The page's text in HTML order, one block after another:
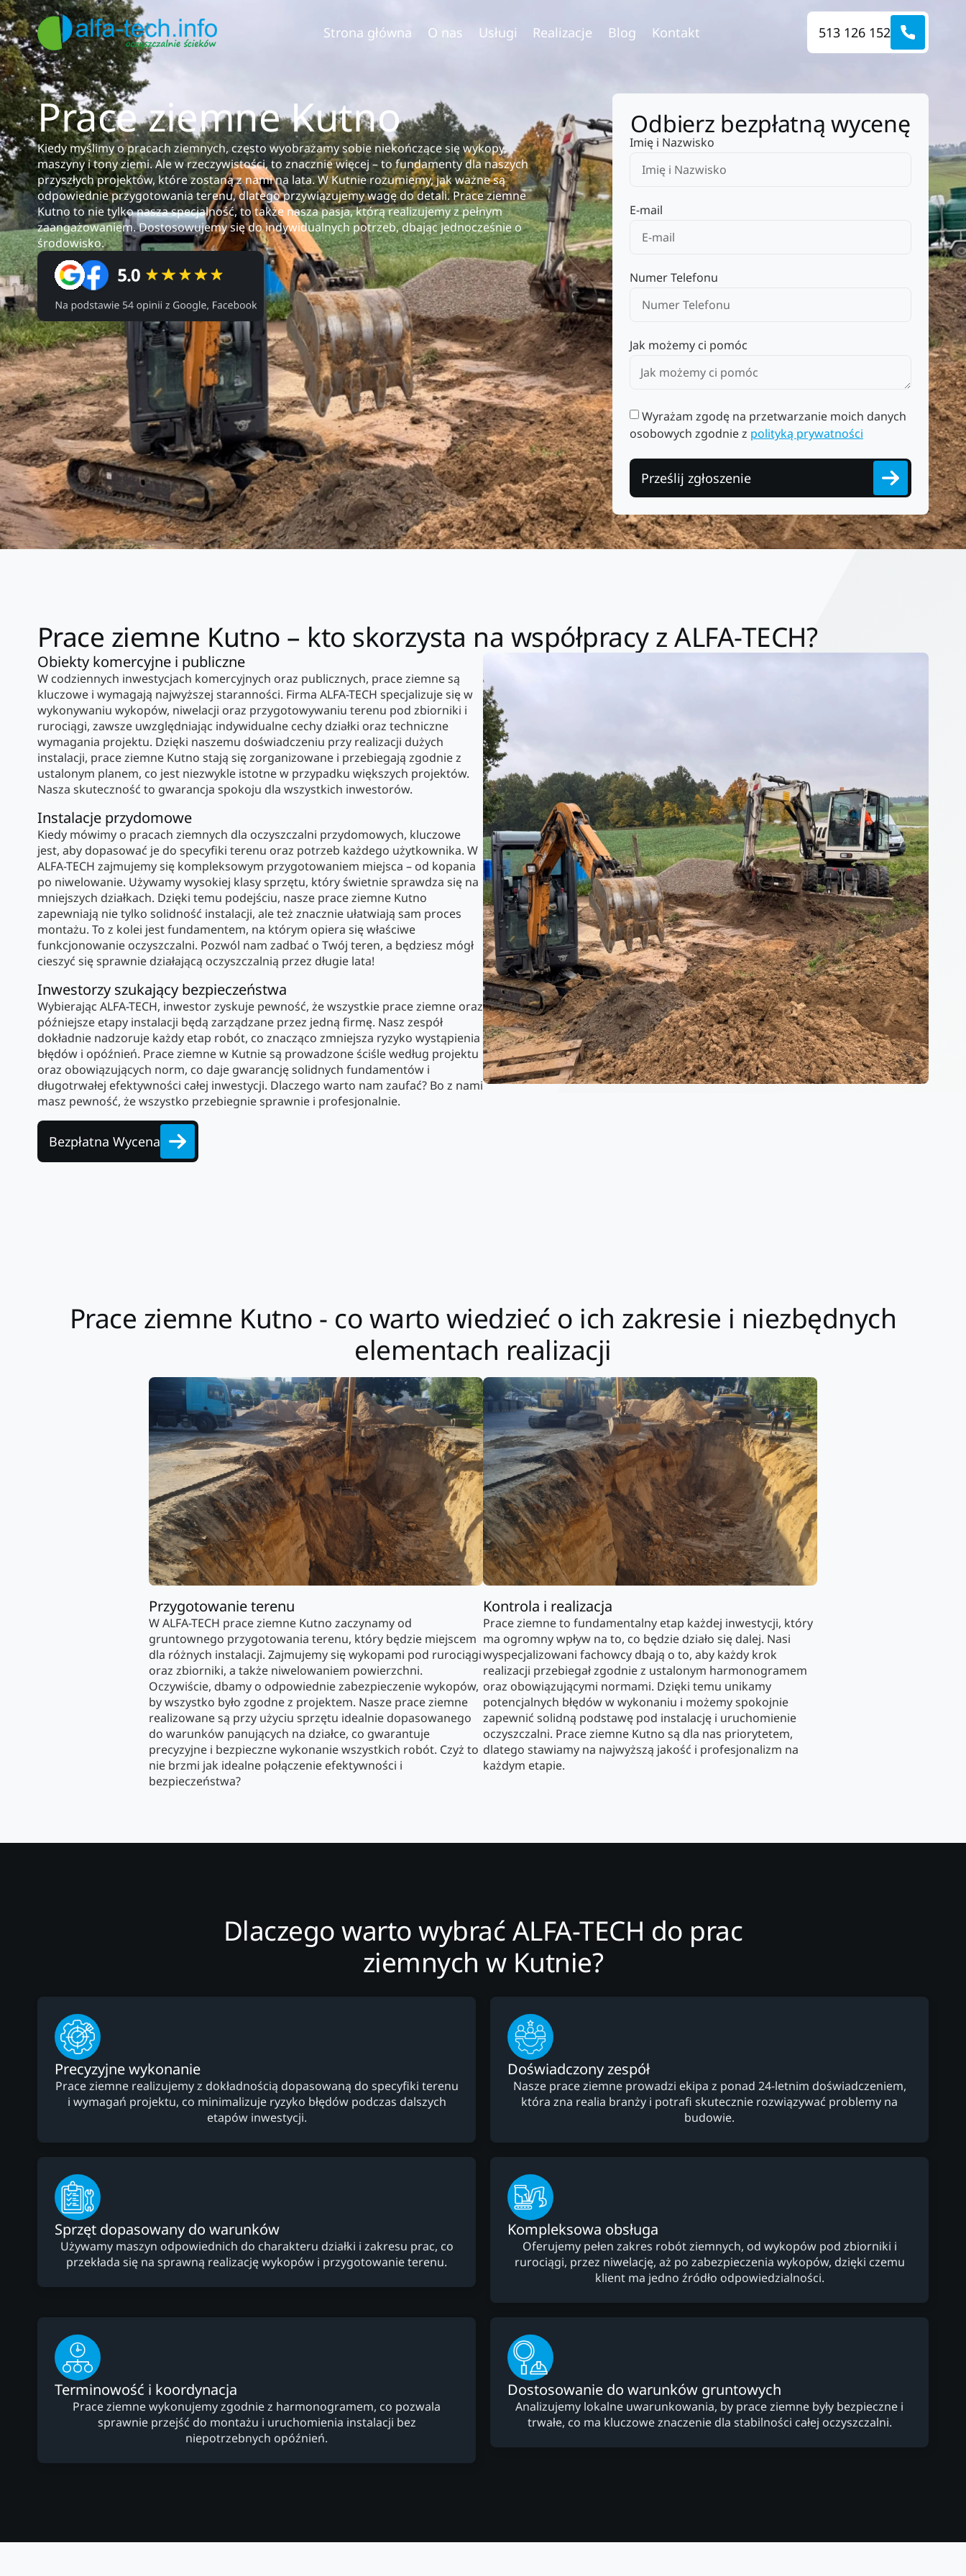
Strona główna O nas Usługi Realizacje Blog Kontakt 513 126 152
Prace ziemne Kutno
Kiedy myślimy o pracach ziemnych, często wyobrażamy sobie niekończące się wykopy,
maszyny i tony ziemi. Ale w rzeczywistości, to znacznie więcej – to fundamenty dla naszych
przyszłych projektów, które zostaną z nami na lata. W Kutnie rozumiemy, jak ważne są
odpowiednie przygotowania terenu, dlatego przywiązujemy wagę do detali. Prace ziemne
Kutno to nie tylko nasza specjalność, to także nasza pasja, którą realizujemy z pełnym
zaangażowaniem. Dostosowujemy się do indywidualnych potrzeb, dbając jednocześnie o
środowisko.
Odbierz bezpłatną wycenę
Imię i Nazwisko
E-mail
Numer Telefonu
Jak możemy ci pomóc
Wyrażam zgodę na przetwarzanie moich danych
osobowych zgodnie z polityką prywatności
Prześlij zgłoszenie
Prace ziemne Kutno – kto skorzysta na współpracy z ALFA-TECH?
Obiekty komercyjne i publiczne
W codziennych inwestycjach komercyjnych oraz publicznych, prace ziemne są
kluczowe i wymagają najwyższej staranności. Firma ALFA-TECH specjalizuje się w
wykonywaniu wykopów, niwelacji oraz przygotowywaniu terenu pod zbiorniki i
rurociągi, zawsze uwzględniając indywidualne cechy działki oraz techniczne
wymagania projektu. Dzięki naszemu doświadczeniu przy realizacji dużych
instalacji, prace ziemne Kutno stają się zorganizowane i przebiegają zgodnie z
ustalonym planem, co jest niezwykle istotne w przypadku większych projektów.
Nasza skuteczność to gwarancja spokoju dla wszystkich inwestorów.
Instalacje przydomowe
Kiedy mówimy o pracach ziemnych dla oczyszczalni przydomowych, kluczowe
jest, aby dopasować je do specyfiki terenu oraz potrzeb każdego użytkownika. W
ALFA-TECH zajmujemy się kompleksowym przygotowaniem miejsca – od kopania
po niwelowanie. Używamy wysokiej klasy sprzętu, który świetnie sprawdza się na
mniejszych działkach. Dzięki temu podejściu, nasze prace ziemne Kutno
zapewniają nie tylko solidność instalacji, ale też znacznie ułatwiają sam proces
montażu. To z kolei jest fundamentem, na którym opiera się właściwe
funkcjonowanie oczyszczalni. Pozwól nam zadbać o Twój teren, a będziesz mógł
cieszyć się sprawnie działającą oczyszczalnią przez długie lata!
Inwestorzy szukający bezpieczeństwa
Wybierając ALFA-TECH, inwestor zyskuje pewność, że wszystkie prace ziemne oraz
późniejsze etapy instalacji będą zarządzane przez jedną firmę. Nasz zespół
dokładnie nadzoruje każdy etap robót, co znacząco zmniejsza ryzyko wystąpienia
błędów i opóźnień. Prace ziemne w Kutnie są prowadzone ściśle według projektu
oraz obowiązujących norm, co daje gwarancję solidnych fundamentów i
długotrwałej efektywności całej inwestycji. Dlaczego warto nam zaufać? Bo z nami
masz pewność, że wszystko przebiegnie sprawnie i profesjonalnie.
Bezpłatna Wycena
Prace ziemne Kutno - co warto wiedzieć o ich zakresie i niezbędnych
elementach realizacji
Przygotowanie terenu
W ALFA-TECH prace ziemne Kutno zaczynamy od
gruntownego przygotowania terenu, który będzie miejscem
dla różnych instalacji. Zajmujemy się wykopami pod rurociągi
oraz zbiorniki, a także niwelowaniem powierzchni.
Oczywiście, dbamy o odpowiednie zabezpieczenie wykopów,
by wszystko było zgodne z projektem. Nasze prace ziemne
realizowane są przy użyciu sprzętu idealnie dopasowanego
do warunków panujących na działce, co gwarantuje
precyzyjne i bezpieczne wykonanie wszystkich robót. Czyż to
nie brzmi jak idealne połączenie efektywności i
bezpieczeństwa?
Kontrola i realizacja
Prace ziemne to fundamentalny etap każdej inwestycji, który
ma ogromny wpływ na to, co będzie działo się dalej. Nasi
wyspecjalizowani fachowcy dbają o to, aby każdy krok
realizacji przebiegał zgodnie z ustalonym harmonogramem
oraz obowiązującymi normami. Dzięki temu unikamy
potencjalnych błędów w wykonaniu i możemy spokojnie
zapewnić solidną podstawę pod instalację i uruchomienie
oczyszczalni. Prace ziemne Kutno są dla nas priorytetem,
dlatego stawiamy na najwyższą jakość i profesjonalizm na
każdym etapie.
Dlaczego warto wybrać ALFA-TECH do prac
ziemnych w Kutnie?
Precyzyjne wykonanie
Prace ziemne realizujemy z dokładnością dopasowaną do specyfiki terenu
i wymagań projektu, co minimalizuje ryzyko błędów podczas dalszych
etapów inwestycji.
Doświadczony zespół
Nasze prace ziemne prowadzi ekipa z ponad 24-letnim doświadczeniem,
która zna realia branży i potrafi skutecznie rozwiązywać problemy na
budowie.
Sprzęt dopasowany do warunków
Używamy maszyn odpowiednich do charakteru działki i zakresu prac, co
przekłada się na sprawną realizację wykopów i przygotowanie terenu.
Kompleksowa obsługa
Oferujemy pełen zakres robót ziemnych, od wykopów pod zbiorniki i
rurociągi, przez niwelację, aż po zabezpieczenia wykopów, dzięki czemu
klient ma jedno źródło odpowiedzialności.
Terminowość i koordynacja
Prace ziemne wykonujemy zgodnie z harmonogramem, co pozwala
sprawnie przejść do montażu i uruchomienia instalacji bez
niepotrzebnych opóźnień.
Dostosowanie do warunków gruntowych
Analizujemy lokalne uwarunkowania, by prace ziemne były bezpieczne i
trwałe, co ma kluczowe znaczenie dla stabilności całej oczyszczalni.